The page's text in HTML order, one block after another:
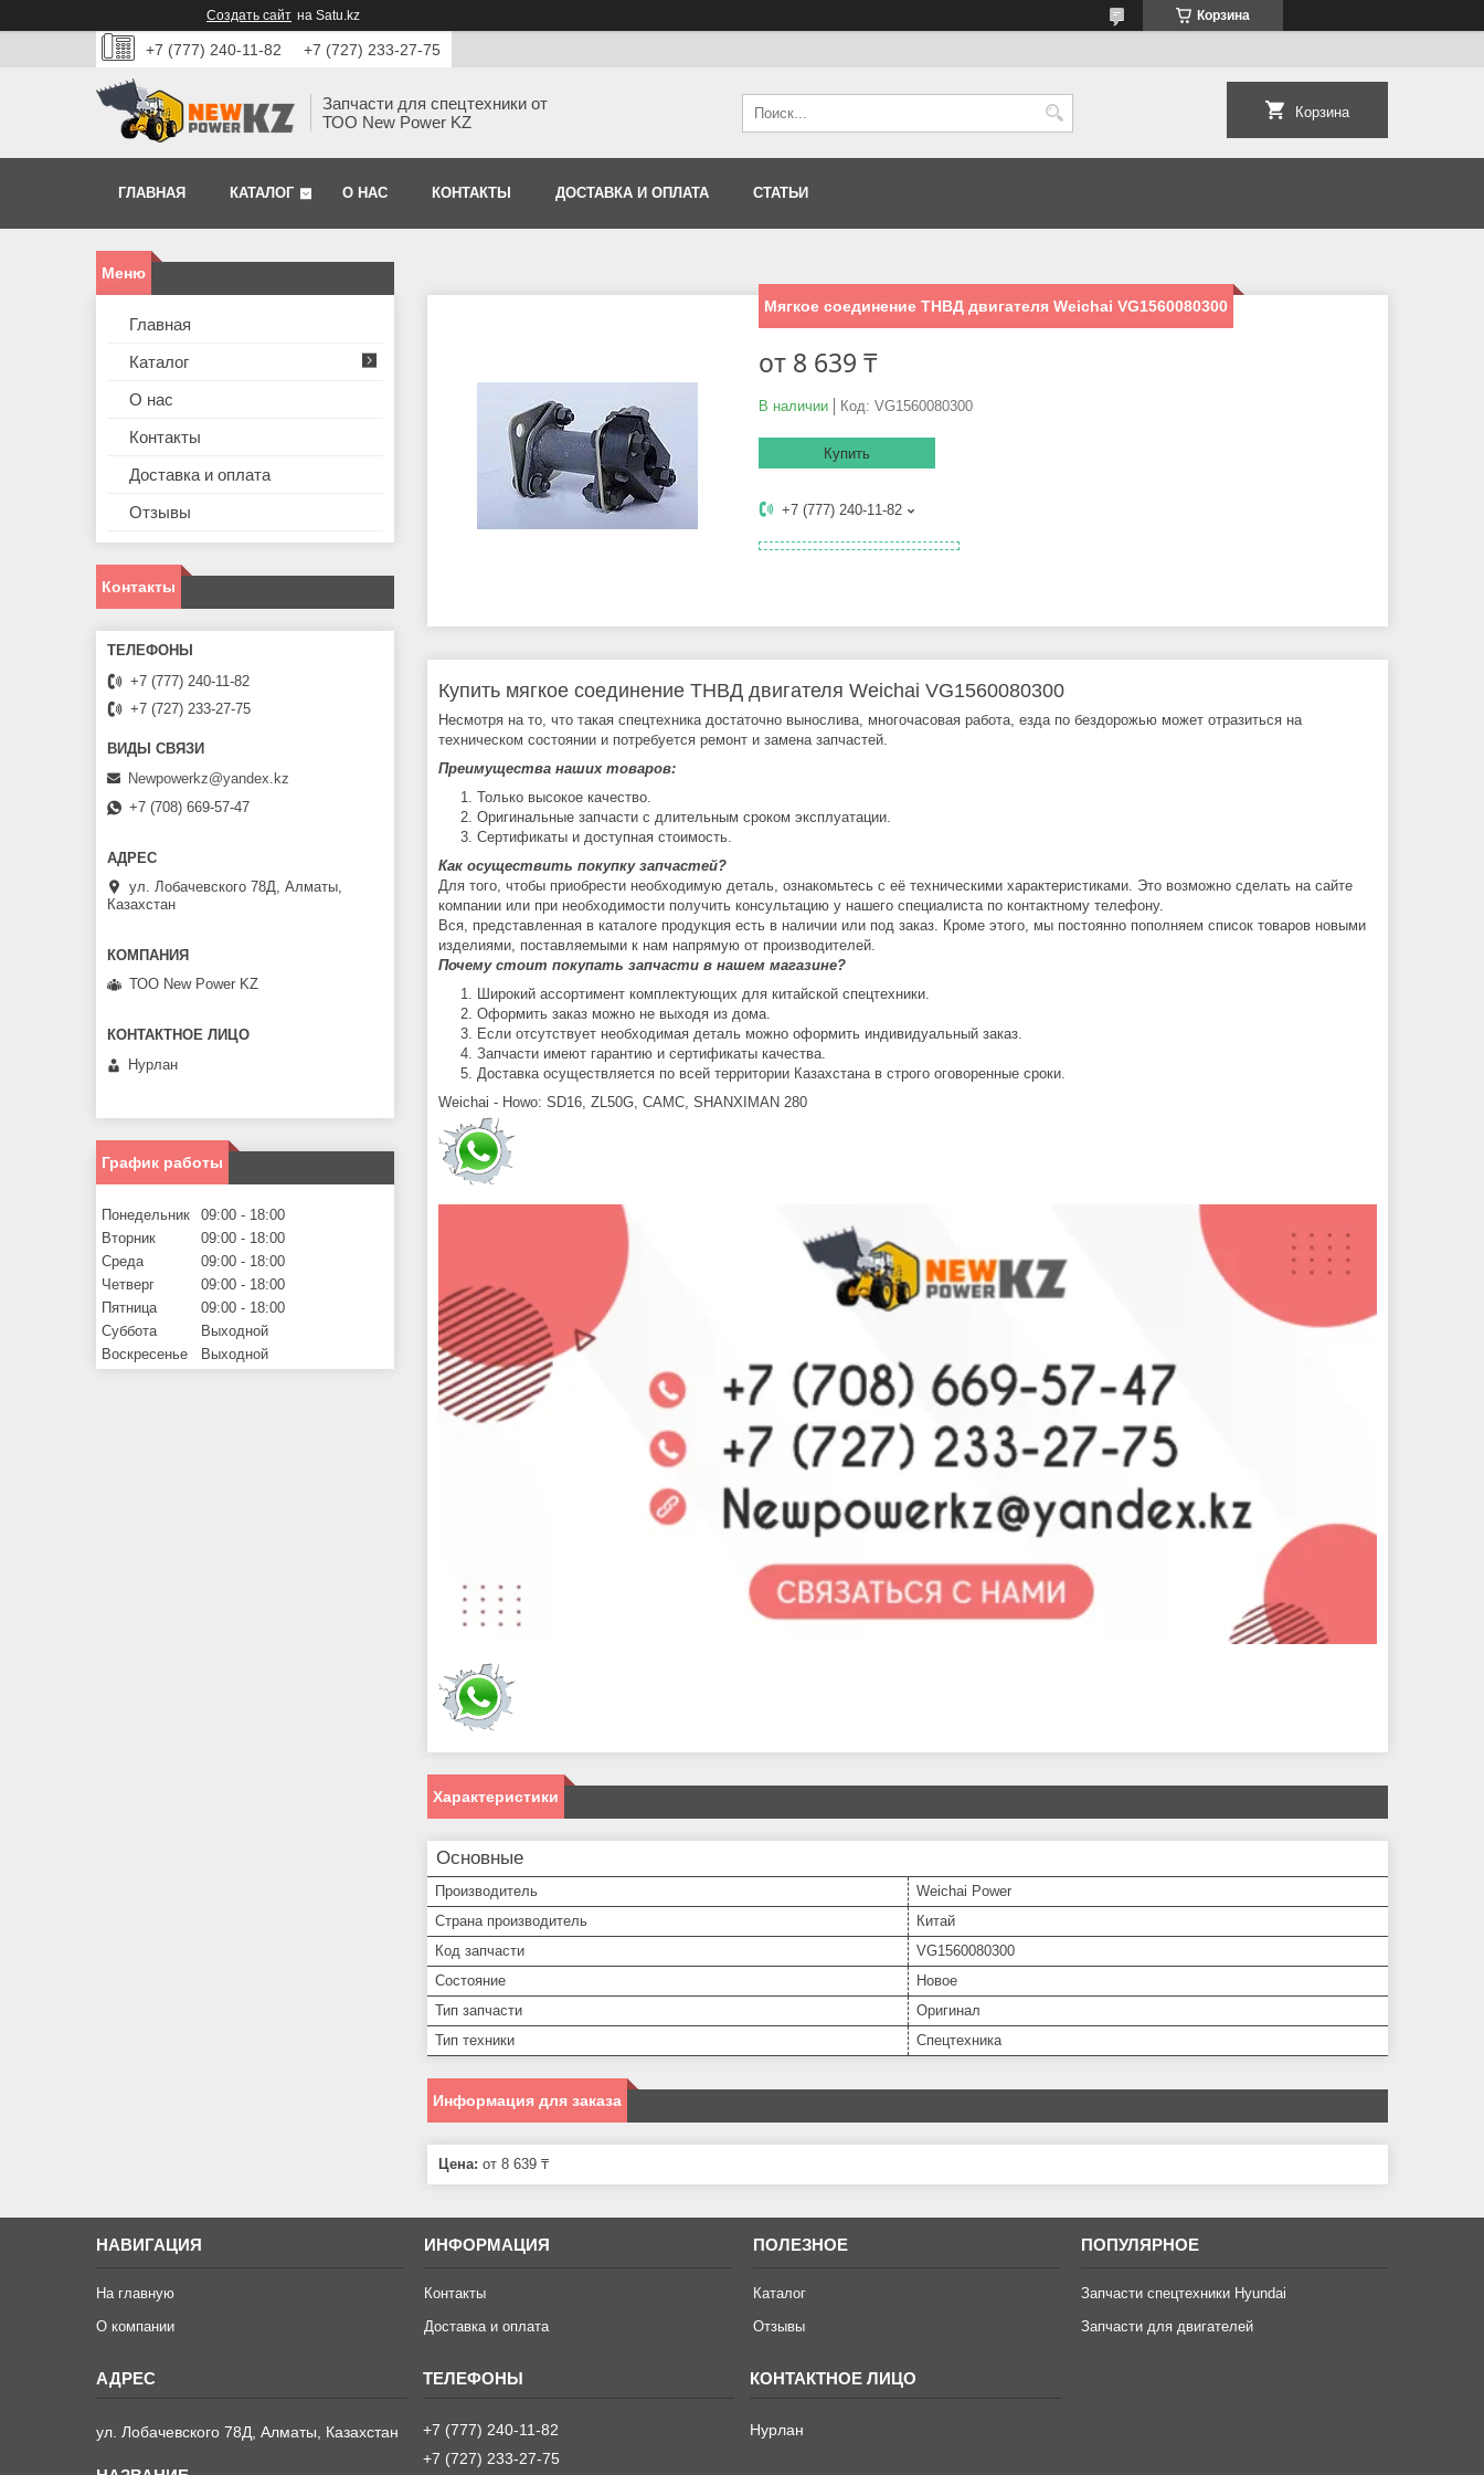
Создать сайт на Satu.kz Корзина
+7 (777) 240-11-82 +7 (727) 233-27-75
Запчасти для спецтехники от
ТОО New Power KZ
Корзина
ГЛАВНАЯ КАТАЛОГ О НАС КОНТАКТЫ ДОСТАВКА И ОПЛАТА СТАТЬИ
Мягкое соединение ТНВД двигателя Weichai VG1560080300
от 8 639 ₸
В наличии Код: VG1560080300
Купить
+7 (777) 240-11-82
Купить мягкое соединение ТНВД двигателя Weichai VG1560080300
Несмотря на то, что такая спецтехника достаточно вынослива, многочасовая работа, езда по бездорожью может отразиться на
техническом состоянии и потребуется ремонт и замена запчастей.
Преимущества наших товаров:
Только высокое качество.
Оригинальные запчасти с длительным сроком эксплуатации.
Сертификаты и доступная стоимость.
Как осуществить покупку запчастей?
Для того, чтобы приобрести необходимую деталь, ознакомьтесь с её техническими характеристиками. Это возможно сделать на сайте
компании или при необходимости получить консультацию у нашего специалиста по контактному телефону.
Вся, представленная в каталоге продукция есть в наличии или под заказ. Кроме этого, мы постоянно пополняем список товаров новыми
изделиями, поставляемыми к нам напрямую от производителей.
Почему стоит покупать запчасти в нашем магазине?
Широкий ассортимент комплектующих для китайской спецтехники.
Оформить заказ можно не выходя из дома.
Если отсутствует необходимая деталь можно оформить индивидуальный заказ.
Запчасти имеют гарантию и сертификаты качества.
Доставка осуществляется по всей территории Казахстана в строго оговоренные сроки.
Weichai - Howo: SD16, ZL50G, CAMC, SHANXIMAN 280
Характеристики
Основные
Производитель
Weichai Power
Страна производитель
Китай
Код запчасти
VG1560080300
Состояние
Новое
Тип запчасти
Оригинал
Тип техники
Спецтехника
Информация для заказа
Цена: от 8 639 ₸
Главная
Каталог
О нас
Контакты
Доставка и оплата
Отзывы
Контакты
+7 (777) 240-11-82
+7 (727) 233-27-75
Newpowerkz@yandex.kz
+7 (708) 669-57-47
ул. Лобачевского 78Д, Алматы,
Казахстан
ТОО New Power KZ
Нурлан
График работы
Понедельник 09:00
18:00
Вторник
09:00
18:00
Среда
09:00
18:00
Четверг
09:00
18:00
Пятница
09:00
18:00
Суббота
Выходной
Воскресенье
Выходной
НАВИГАЦИЯ
На главную
О компании
ИНФОРМАЦИЯ
Контакты
Доставка и оплата
ПОЛЕЗНОЕ
Каталог
Отзывы
ПОПУЛЯРНОЕ
Запчасти спецтехники Hyundai
Запчасти для двигателей
ул. Лобачевского 78Д, Алматы, Казахстан
+7 (777) 240-11-82
+7 (727) 233-27-75
Нурлан